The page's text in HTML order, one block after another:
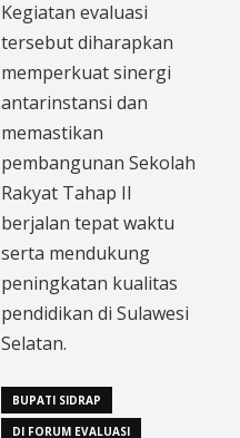
Kegiatan evaluasi
tersebut diharapkan
memperkuat sinergi
antarinstansi dan
memastikan
pembangunan Sekolah
Rakyat Tahap II
berjalan tepat waktu
serta mendukung
peningkatan kualitas
pendidikan di Sulawesi
Selatan.
BUPATI SIDRAP
DI FORUM EVALUASI